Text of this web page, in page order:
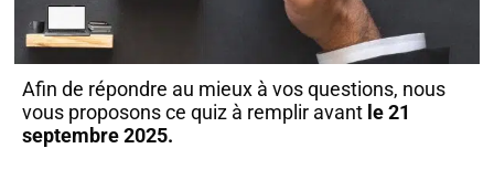
Afin de répondre au mieux à vos questions, nous
vous proposons ce quiz à remplir avant le 21
septembre 2025.